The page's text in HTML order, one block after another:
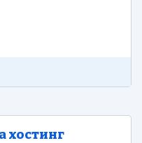
хостинг